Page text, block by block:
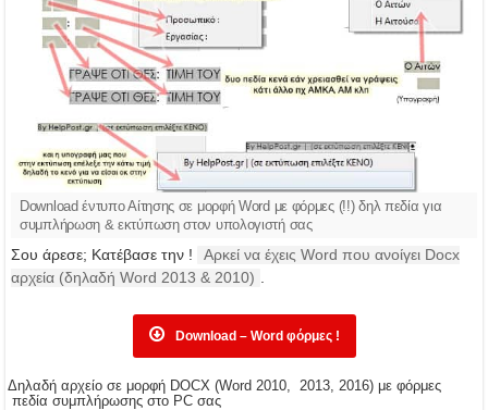
Download έντυπο Αίτησης σε μορφή Word με φόρμες (!!) δηλ πεδία για
συμπλήρωση & εκτύπωση στον υπολογιστή σας
Σου άρεσε; Κατέβασε την !
Αρκεί να έχεις Word που ανοίγει Docx
αρχεία (δηλαδή Word 2013 & 2010)
Download – Word φόρμες !
Δηλαδή αρχείο σε μορφή DOCX (Word 2010, 2013, 2016) με φόρμες
πεδία συμπλήρωσης στο PC σας